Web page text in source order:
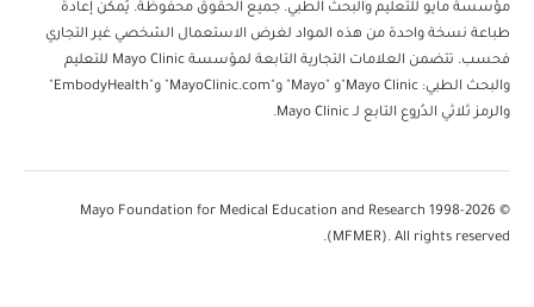
مؤسسة مايو للتعليم والبحث الطبي. جميع الحقوق محفوظة. يُمكن إعادة
طباعة نسخة واحدة من هذه المواد لغرض الاستعمال الشخصي غير التجاري
فحسب. تتضمن العلامات التجارية التابعة لمؤسسة Mayo Clinic للتعليم
والبحث الطبي: Mayo Clinic"و "Mayo" و"MayoClinic.com" و"EmbodyHealth"
والرمز ثلاثي الدُروع التابع لـ Mayo Clinic.
© 1998-2026 Mayo Foundation for Medical Education and Research
(MFMER). All rights reserved.